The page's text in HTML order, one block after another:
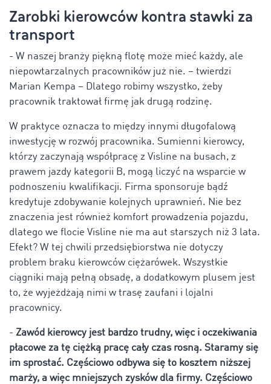
Zarobki kierowców kontra stawki za
transport
- W naszej branży piękną flotę może mieć każdy, ale
niepowtarzalnych pracowników już nie. – twierdzi
Marian Kempa – Dlatego robimy wszystko, żeby
pracownik traktował firmę jak drugą rodzinę.
W praktyce oznacza to między innymi długofalową
inwestycję w rozwój pracownika. Sumienni kierowcy,
którzy zaczynają współpracę z Visline na busach, z
prawem jazdy kategorii B, mogą liczyć na wsparcie w
podnoszeniu kwalifikacji. Firma sponsoruje bądź
kredytuje zdobywanie kolejnych uprawnień. Nie bez
znaczenia jest również komfort prowadzenia pojazdu,
dlatego we flocie Visline nie ma aut starszych niż 3 lata.
Efekt? W tej chwili przedsiębiorstwa nie dotyczy
problem braku kierowców ciężarówek. Wszystkie
ciągniki mają pełną obsadę, a dodatkowym plusem jest
to, że wyjeżdżają nimi w trasę zaufani i lojalni
pracownicy.
- Zawód kierowcy jest bardzo trudny, więc i oczekiwania
płacowe za tę ciężką pracę cały czas rosną. Staramy się
im sprostać. Częściowo odbywa się to kosztem niższej
marży, a więc mniejszych zysków dla firmy. Częściowo